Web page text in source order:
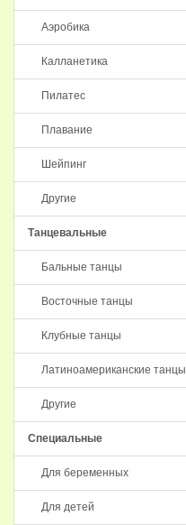
Аэробика
Калланетика
Пилатес
Плавание
Шейпинг
Другие
Танцевальные
Бальные танцы
Восточные танцы
Клубные танцы
Латиноамериканские танцы
Другие
Специальные
Для беременных
Для детей